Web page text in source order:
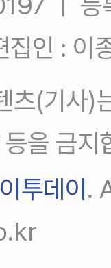
집인 : 이
츠(기사)
을 금지
이투데이 .